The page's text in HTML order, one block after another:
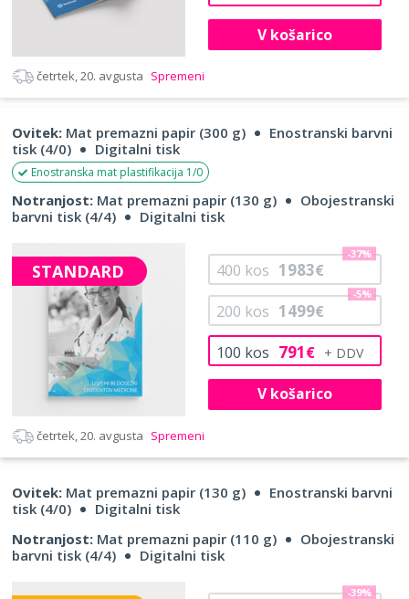
V košarico
četrtek, 20. avgusta Spremeni
Ovitek: Mat premazni papir (300 g)
Enostranski barvni
tisk (4/0)
Digitalni tisk
Enostranska mat plastifikacija 1/0
Notranjost: Mat premazni papir (130 g)
Obojestranski
barvni tisk (4/4)
Digitalni tisk
STANDARD
100 kos 791€
200 kos 1499€
-5%
400 kos 1983€
-37%
V košarico
četrtek, 20. avgusta Spremeni
Ovitek: Mat premazni papir (130 g)
Enostranski barvni
tisk (4/0)
Digitalni tisk
Notranjost: Mat premazni papir (110 g)
Obojestranski
barvni tisk (4/4)
Digitalni tisk
-39%